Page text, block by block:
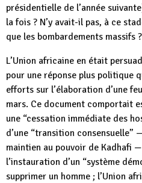
présidentielle de l’année
la fois ? N’y avait-il pas, à ce
que les bombardements massifs ?
L’Union africaine en était
pour une réponse plus politique
efforts sur l’élaboration d’une
mars. Ce document comportait
une “cessation immédiate des
d’une “transition consensuelle”
maintien au pouvoir de Kadhafi
l’instauration d’un “système
supprimer un homme ; l’Union